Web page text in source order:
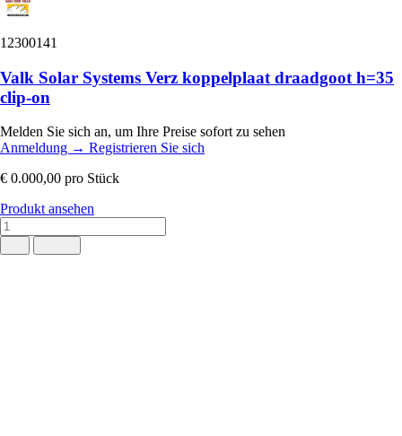
12300141
Valk Solar Systems Verz koppelplaat draadgoot h=35
clip-on
Melden Sie sich an, um Ihre Preise sofort zu sehen
Anmeldung → Registrieren Sie sich
€ 0.000,00 pro Stück
Produkt ansehen